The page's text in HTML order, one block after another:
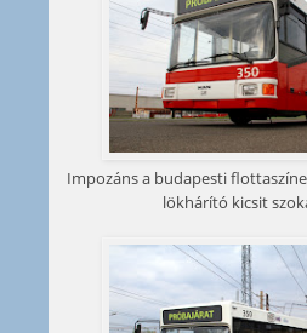
Impozáns a budapesti
lökhárító kicsit